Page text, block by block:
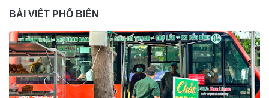
BÀI VIẾT PHỔ BIẾN